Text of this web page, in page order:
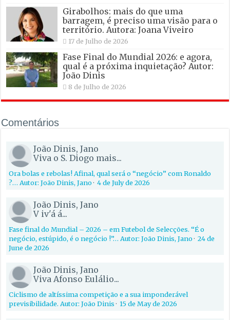
Girabolhos: mais do que uma
barragem, é preciso uma visão para o
território. Autora: Joana Viveiro
17 de Julho de 2026
Fase Final do Mundial 2026: e agora,
qual é a próxima inquietação? Autor:
João Dinis
8 de Julho de 2026
Comentários
João Dinis, Jano
Viva o S. Diogo mais...
Ora bolas e rebolas! Afinal, qual será o “negócio” com Ronaldo
?… Autor: João Dinis, Jano·4 de July de 2026
João Dinis, Jano
V iv'á á...
Fase final do Mundial – 2026 – em Futebol de Selecções. “É o
negócio, estúpido, é o negócio !”… Autor: João Dinis, Jano·24 de
June de 2026
João Dinis, Jano
Viva Afonso Eulálio...
Ciclismo de altíssima competição e a sua imponderável
previsibilidade. Autor: João Dinis·15 de May de 2026